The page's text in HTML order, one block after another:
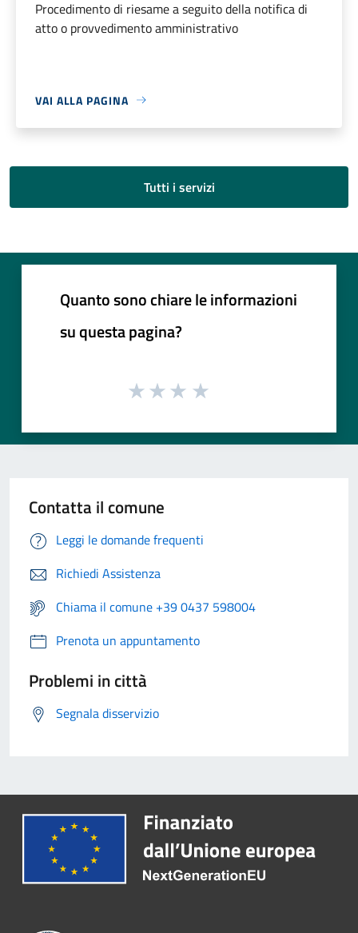
Procedimento di riesame a seguito della notifica di
atto o provvedimento amministrativo
VAI ALLA PAGINA
Tutti i servizi
Quanto sono chiare le informazioni
su questa pagina?
Contatta il comune
Leggi le domande frequenti
Richiedi Assistenza
Chiama il comune +39 0437 598004
Prenota un appuntamento
Problemi in città
Segnala disservizio